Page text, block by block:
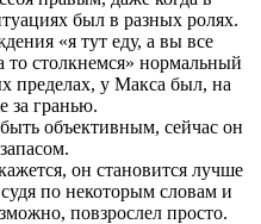
был в разных ролях.
«я тут еду, а вы все
то столкнемся» нормальный
пределах, у Макса был, на
за гранью.
объективным, сейчас он
он становится лучше
по некоторым словам и
повзрослел просто.